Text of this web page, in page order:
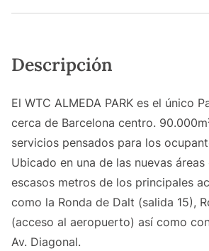
Descripción
El WTC ALMEDA PARK es el único
cerca de Barcelona centro.
servicios pensados para los
Ubicado en una de las nuevas
escasos metros de los principales
como la Ronda de Dalt (salida 15),
(acceso al aeropuerto) así como
Av. Diagonal.